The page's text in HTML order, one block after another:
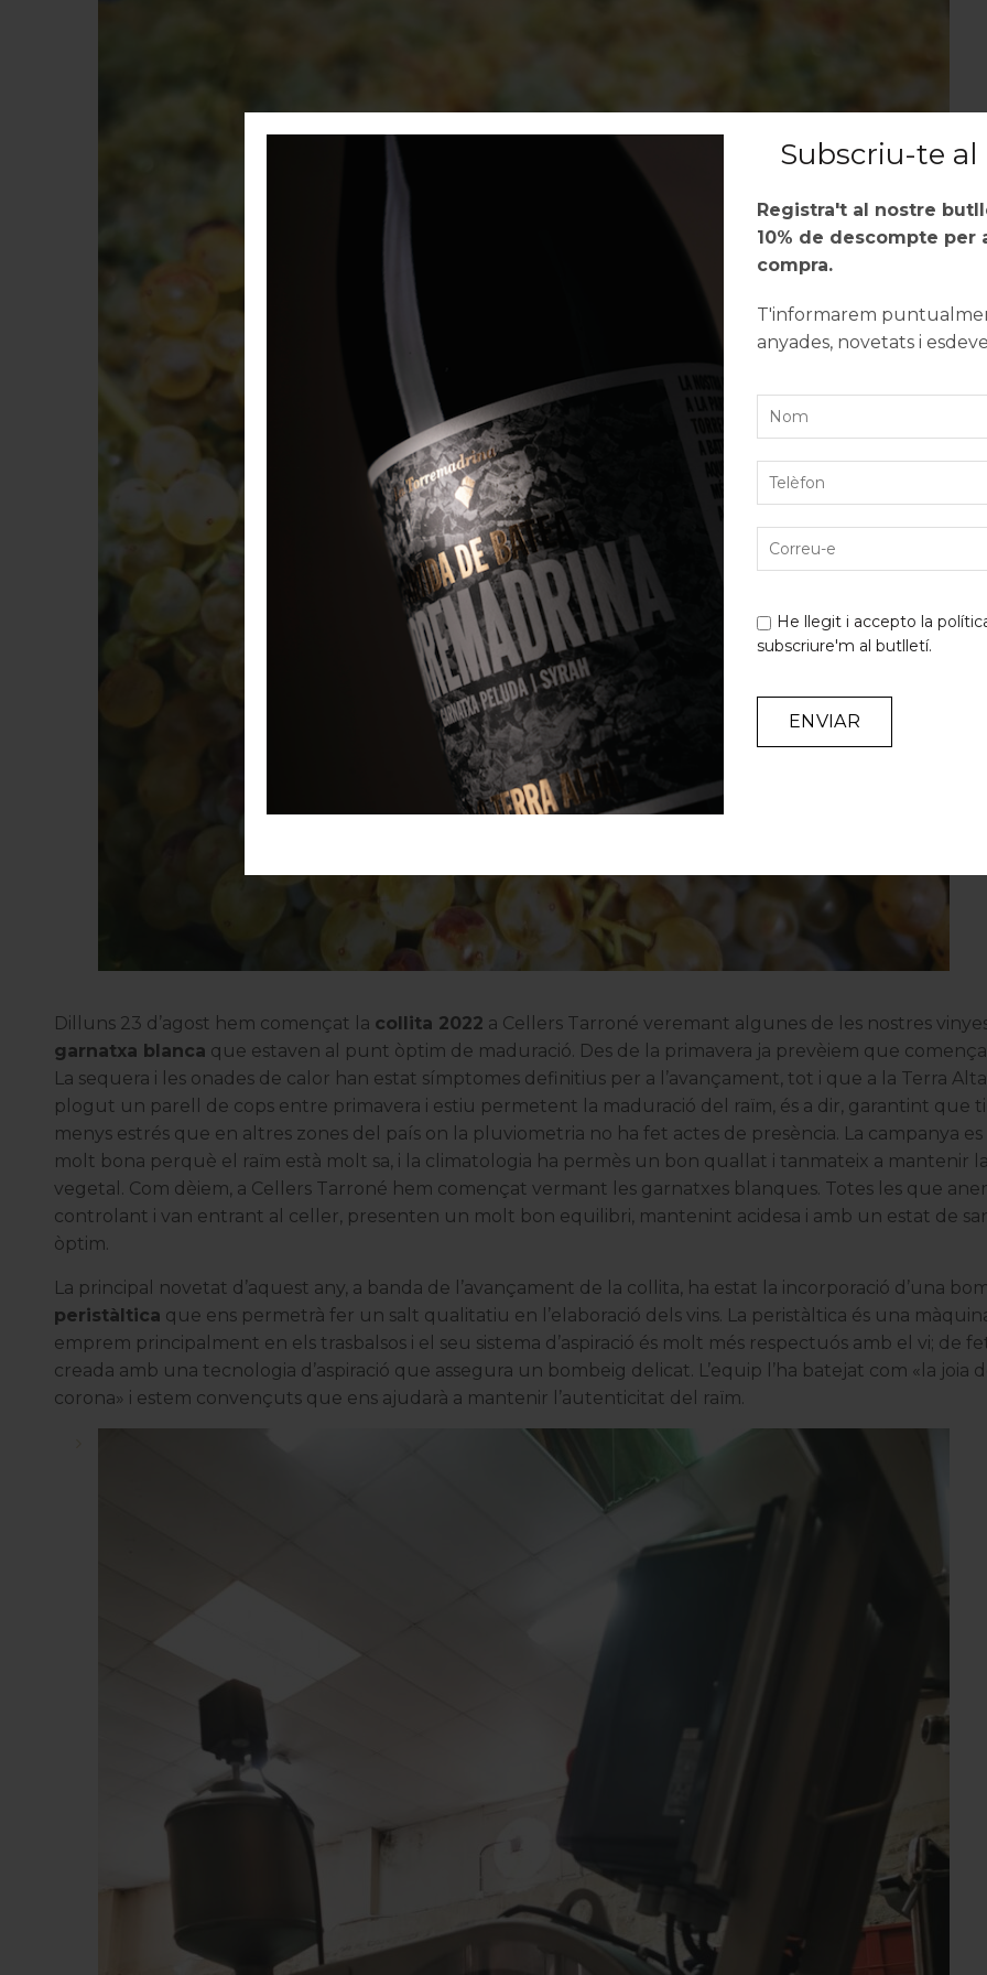
Subscriu-te
Registra't al nostre
10% de descompte per
compra.
T'informarem
anyades, novetats i
He llegit i accepto la
subscriure'm al butlletí.
Dilluns 23 d’agost hem començat la collita 2022 a Cellers Tarroné veremant algunes de les nostres
garnatxa blanca que estaven al punt òptim de maduració. Des de la primavera ja prevèiem que
La sequera i les onades de calor han estat símptomes definitius per a l’avançament, tot i que a la Terra Alta
plogut un parell de cops entre primavera i estiu permetent la maduració del raïm, és a dir, garantint que
menys estrés que en altres zones del país on la pluviometria no ha fet actes de presència. La campanya
molt bona perquè el raïm està molt sa, i la climatologia ha permès un bon quallat i tanmateix a mantenir
vegetal. Com dèiem, a Cellers Tarroné hem començat vermant les garnatxes blanques. Totes les que
controlant i van entrant al celler, presenten un molt bon equilibri, mantenint acidesa i amb un estat de
òptim.
La principal novetat d’aquest any, a banda de l’avançament de la collita, ha estat la incorporació d’una
peristàltica que ens permetrà fer un salt qualitatiu en l’elaboració dels vins. La peristàltica és una
emprem principalment en els trasbalsos i el seu sistema d’aspiració és molt més respectuós amb el vi; de
creada amb una tecnologia d’aspiració que assegura un bombeig delicat. L’equip l’ha batejat com «la joia
corona» i estem convençuts que ens ajudarà a mantenir l’autenticitat del raïm.